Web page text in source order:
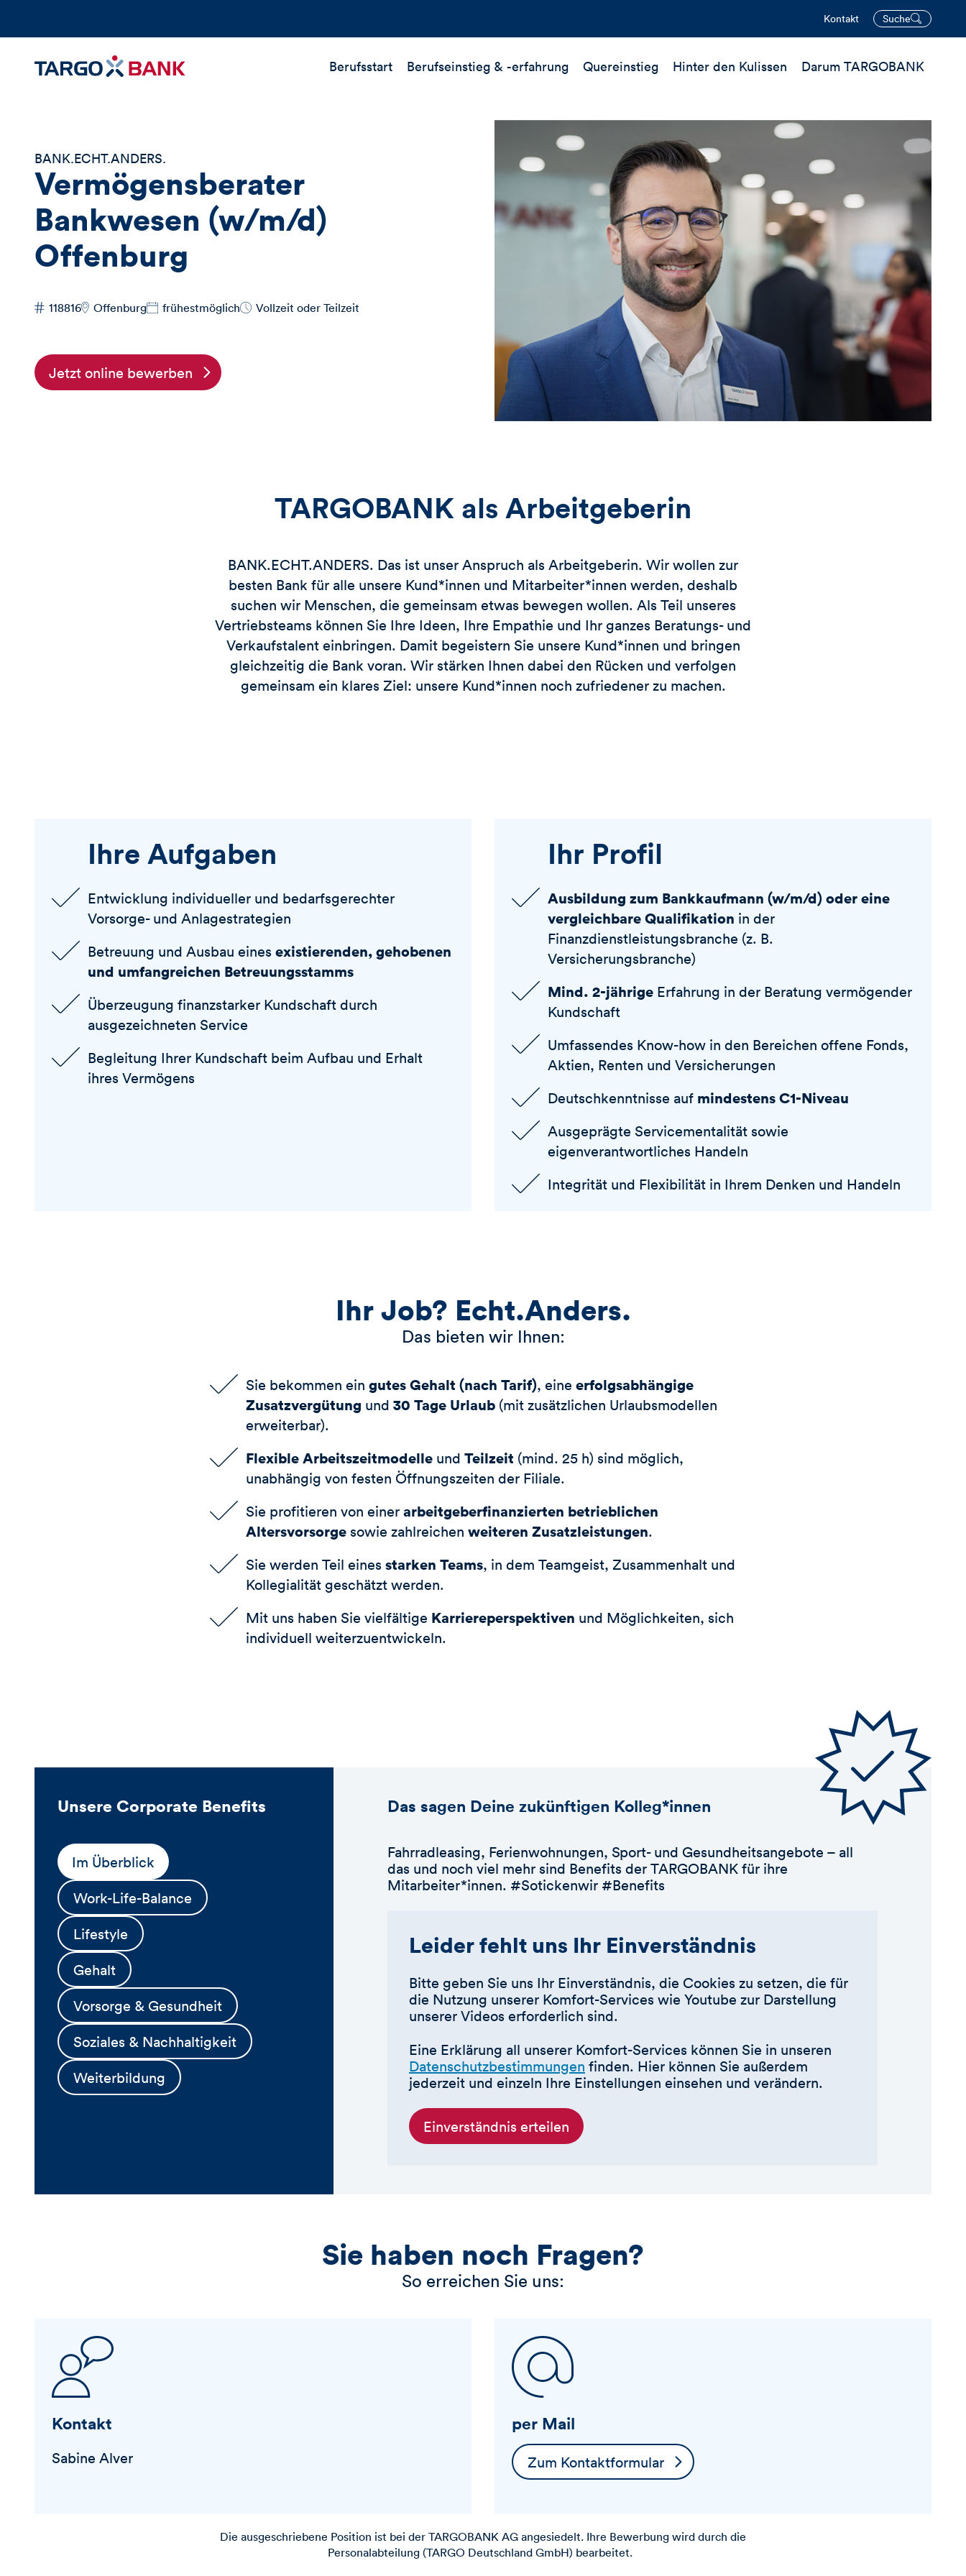
Kontakt Suche
öffnen
Berufsstart Berufseinstieg & -erfahrung Quereinstieg Hinter den Kulissen Darum TARGOBANK
BANK.ECHT.ANDERS.
Vermögensberater
Bankwesen (w/m/d)
Offenburg
118816 Offenburg frühestmöglich Vollzeit oder Teilzeit
Jetzt online bewerben
TARGOBANK als Arbeitgeberin
BANK.ECHT.ANDERS. Das ist unser Anspruch als Arbeitgeberin. Wir wollen zur
besten Bank für alle unsere Kund*innen und Mitarbeiter*innen werden, deshalb
suchen wir Menschen, die gemeinsam etwas bewegen wollen. Als Teil unseres
Vertriebsteams können Sie Ihre Ideen, Ihre Empathie und Ihr ganzes Beratungs- und
Verkaufstalent einbringen. Damit begeistern Sie unsere Kund*innen und bringen
gleichzeitig die Bank voran. Wir stärken Ihnen dabei den Rücken und verfolgen
gemeinsam ein klares Ziel: unsere Kund*innen noch zufriedener zu machen.
Ihre Aufgaben
Entwicklung individueller und bedarfsgerechter
Vorsorge- und Anlagestrategien
Betreuung und Ausbau eines existierenden, gehobenen
und umfangreichen Betreuungsstamms
Überzeugung finanzstarker Kundschaft durch
ausgezeichneten Service
Begleitung Ihrer Kundschaft beim Aufbau und Erhalt
ihres Vermögens
Ihr Profil
Ausbildung zum Bankkaufmann (w/m/d) oder eine
vergleichbare Qualifikation in der
Finanzdienstleistungsbranche (z. B.
Versicherungsbranche)
Mind. 2-jährige Erfahrung in der Beratung vermögender
Kundschaft
Umfassendes Know-how in den Bereichen offene Fonds,
Aktien, Renten und Versicherungen
Deutschkenntnisse auf mindestens C1-Niveau
Ausgeprägte Servicementalität sowie
eigenverantwortliches Handeln
Integrität und Flexibilität in Ihrem Denken und Handeln
Ihr Job? Echt.Anders.
Das bieten wir Ihnen:
Sie bekommen ein gutes Gehalt (nach Tarif), eine erfolgsabhängige
Zusatzvergütung und 30 Tage Urlaub (mit zusätzlichen Urlaubsmodellen
erweiterbar).
Flexible Arbeitszeitmodelle und Teilzeit (mind. 25 h) sind möglich,
unabhängig von festen Öffnungszeiten der Filiale.
Sie profitieren von einerarbeitgeberfinanzierten betrieblichen
Altersvorsorgesowie zahlreichen weiteren Zusatzleistungen.
Sie werden Teil eines starken Teams, in dem Teamgeist, Zusammenhalt und
Kollegialität geschätzt werden.
Mit uns haben Sie vielfältige Karriereperspektiven und Möglichkeiten, sich
individuell weiterzuentwickeln.
Unsere Corporate Benefits
Im Überblick
Work-Life-Balance
Lifestyle
Gehalt
Vorsorge & Gesundheit
Soziales & Nachhaltigkeit
Weiterbildung
Das sagen Deine zukünftigen Kolleg*innen
Fahrradleasing, Ferienwohnungen, Sport- und Gesundheitsangebote – all
das und noch viel mehr sind Benefits der TARGOBANK für ihre
Mitarbeiter*innen. #Sotickenwir #Benefits
Leider fehlt uns Ihr Einverständnis
Bitte geben Sie uns Ihr Einverständnis, die Cookies zu setzen, die für
die Nutzung unserer Komfort-Services wie Youtube zur Darstellung
unserer Videos erforderlich sind.
Eine Erklärung all unserer Komfort-Services können Sie in unseren
Datenschutzbestimmungen finden. Hier können Sie außerdem
jederzeit und einzeln Ihre Einstellungen einsehen und verändern.
Einverständnis erteilen
Sie haben noch Fragen?
So erreichen Sie uns:
Kontakt
Sabine Alver
per Mail
Zum Kontaktformular
Die ausgeschriebene Position ist bei der TARGOBANK AG angesiedelt. Ihre Bewerbung wird durch die
Personalabteilung (TARGO Deutschland GmbH) bearbeitet.